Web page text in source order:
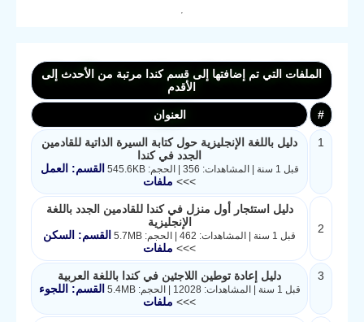
الملفات التي تم إضافتها إلى قسم كندا مرتبة من الأحدث إلى
الأقدم
# العنوان
1
دليل باللغة الإنجليزية حول كتابة السيرة الذاتية للقادمين
الجدد في كندا
قبل 1 سنة | المشاهدات: 356 | الحجم: 545.6KB
القسم: العمل
>>> ملفات
2
دليل استئجار أول منزل في كندا للقادمين الجدد باللغة
الإنجليزية
قبل 1 سنة | المشاهدات: 462 | الحجم: 5.7MB
القسم: السكن
>>> ملفات
3 دليل إعادة توطين اللاجئين في كندا باللغة العربية
قبل 1 سنة | المشاهدات: 12028 | الحجم: 5.4MB
القسم: اللجوء
>>> ملفات